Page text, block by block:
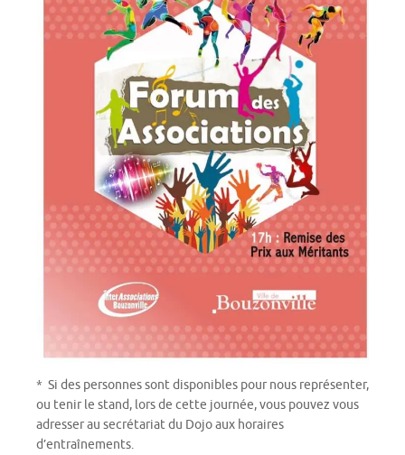
* Si des personnes sont disponibles pour nous représenter,
ou tenir le stand, lors de cette journée, vous pouvez vous
adresser au secrétariat du Dojo aux horaires
d’entraînements.